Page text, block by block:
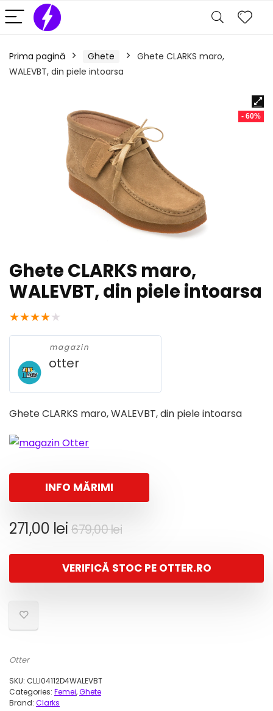
Prima pagină Ghete
Ghete CLARKS maro,
WALEVBT, din piele intoarsa
- 60%
Ghete CLARKS maro,
WALEVBT, din piele intoarsa
★★★★★
magazin
otter
Ghete CLARKS maro, WALEVBT, din piele intoarsa
INFO MĂRIMI
679,00leiPrețul
a
fost:
271,00 lei
Prețul
este:
271,00 lei.
VERIFICĂ STOC PE OTTER.RO
Otter
SKU: CLLI04112D4WALEVBT
Categories: Femei,Ghete
Brand: Clarks